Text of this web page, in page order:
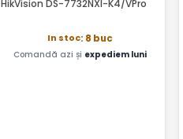
HikVision DS-7732NXI-K4/VPro
In stoc: 8 buc
Comandă azi și expediem luni